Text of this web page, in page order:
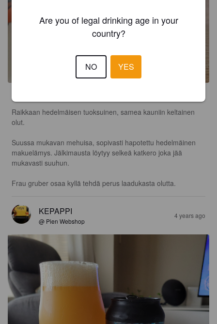
Raikkaan hedelmäisen tuoksuinen, samea kauniin keltainen
olut.
Suussa mukavan mehuisa, sopivasti hapotettu hedelmäinen
makuelämys. Jälkimausta löytyy selkeä katkero joka jää
mukavasti suuhun.
Frau gruber osaa kyllä tehdä perus laadukasta olutta.
KEPAPPI
@ Pien Webshop
4 years ago
Are you of legal drinking age in your
country?
NO YES